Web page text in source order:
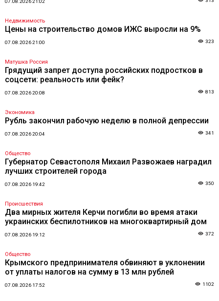
07.08.2026 21:02
Недвижимость
Цены на строительство домов ИЖС выросли на 9%
07.08.2026 21:00 323
Матушка Россия
Грядущий запрет доступа российских подростков в
соцсети: реальность или фейк?
07.08.2026 20:08 813
Экономика
Рубль закончил рабочую неделю в полной депрессии
07.08.2026 20:04 341
Общество
Губернатор Севастополя Михаил Развожаев наградил
лучших строителей города
07.08.2026 19:42 350
Происшествия
Два мирных жителя Керчи погибли во время атаки
украинских беспилотников на многоквартирный дом
07.08.2026 19:12 372
Общество
Крымского предпринимателя обвиняют в уклонении
от уплаты налогов на сумму в 13 млн рублей
07.08.2026 17:52 1102